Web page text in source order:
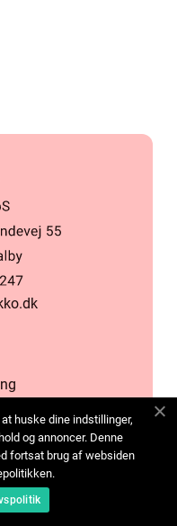
huske dine indstillinger,
og annoncer. Denne
fortsat brug af websiden